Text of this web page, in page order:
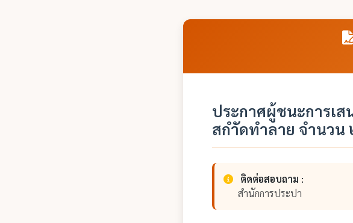
ประกาศผู้ชนะการเส
สกำัดทำลาย จำนวน
ติดต่อสอบถาม :
สำนักการประปา